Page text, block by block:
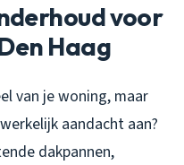
voor
Haag
van je woning, maar
aandacht aan?
dakpannen,